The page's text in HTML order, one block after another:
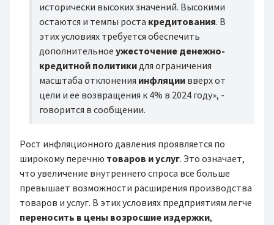
исторически высоких значений. Высокими
остаются и темпы роста кредитования. В
этих условиях требуется обеспечить
дополнительное ужесточение денежно-
кредитной политикидля ограничения
масштаба отклонения инфляции вверх от
цели и ее возвращения к 4% в 2024 году», -
говорится в сообщении.
Рост инфляционного давления проявляется по
широкому перечню товаров и услуг. Это означает,
что увеличение внутреннего спроса все больше
превышает возможности расширения производства
товаров и услуг. В этих условиях предприятиям легче
переносить в цены возросшие издержки,